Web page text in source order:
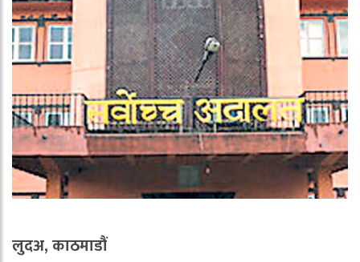
लुदअ, काठमाडौं